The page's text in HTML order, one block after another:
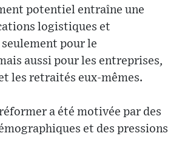
potentiel entraîne une
logistiques et
pour le
aussi pour les entreprises,
les retraités eux-mêmes.
a été motivée par des
et des pressions